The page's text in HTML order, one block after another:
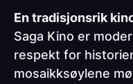
En tradisjonsrik
Saga Kino er
respekt for
mosaikksøylene